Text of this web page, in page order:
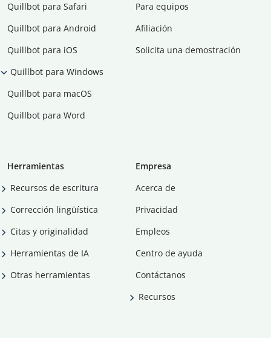
Quillbot para Safari
Quillbot para Android
Quillbot para iOS
Quillbot para Windows
Quillbot para macOS
Quillbot para Word
Para equipos
Afiliación
Solicita una demostración
Herramientas
Recursos de escritura
Corrección lingüística
Citas y originalidad
Herramientas de IA
Otras herramientas
Empresa
Acerca de
Privacidad
Empleos
Centro de ayuda
Contáctanos
Recursos